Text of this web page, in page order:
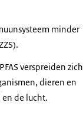
minder
verspreiden zich
dieren en
de lucht.